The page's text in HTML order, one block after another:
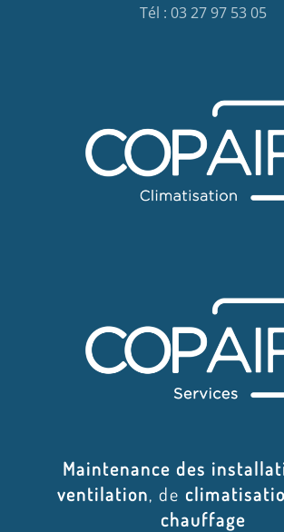
Tél : 03 27 97 53 05
Maintenance des
ventilation, de
chauffage